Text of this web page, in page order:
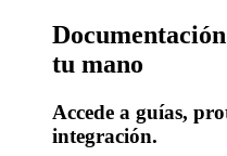
tu mano
Accede a guías,
integración.